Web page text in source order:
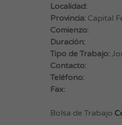
Localidad:
Provincia: Capital
Comienzo:
Duración:
Tipo de Trabajo:
Contacto:
Teléfono:
Fax:
Bolsa de Trabajo